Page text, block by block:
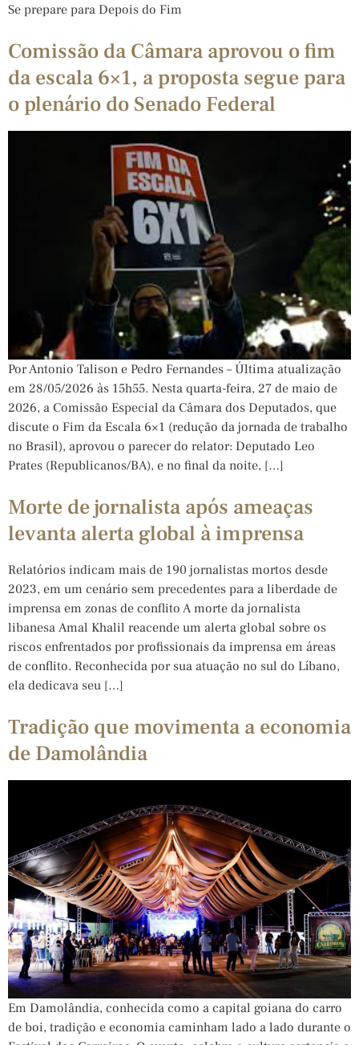
Se prepare para Depois do Fim
Comissão da Câmara aprovou o fim
da escala 6×1, a proposta segue para
o plenário do Senado Federal
Por Antonio Talison e Pedro Fernandes – Última atualização
em 28/05/2026 às 15h55. Nesta quarta-feira, 27 de maio de
2026, a Comissão Especial da Câmara dos Deputados, que
discute o Fim da Escala 6×1 (redução da jornada de trabalho
no Brasil), aprovou o parecer do relator: Deputado Leo
Prates (Republicanos/BA), e no final da noite, […]
Morte de jornalista após ameaças
levanta alerta global à imprensa
Relatórios indicam mais de 190 jornalistas mortos desde
2023, em um cenário sem precedentes para a liberdade de
imprensa em zonas de conflito A morte da jornalista
libanesa Amal Khalil reacende um alerta global sobre os
riscos enfrentados por profissionais da imprensa em áreas
de conflito. Reconhecida por sua atuação no sul do Líbano,
ela dedicava seu […]
Tradição que movimenta a economia
de Damolândia
Em Damolândia, conhecida como a capital goiana do carro
de boi, tradição e economia caminham lado a lado durante o